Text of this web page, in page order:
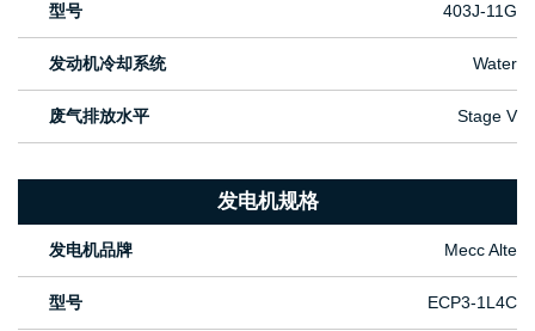
型号 403J-11G
发动机冷却系统 Water
废气排放水平 Stage V
发电机规格
发电机品牌 Mecc Alte
型号 ECP3-1L4C